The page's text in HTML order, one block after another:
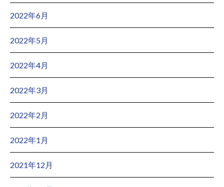
2022年6月
2022年5月
2022年4月
2022年3月
2022年2月
2022年1月
2021年12月